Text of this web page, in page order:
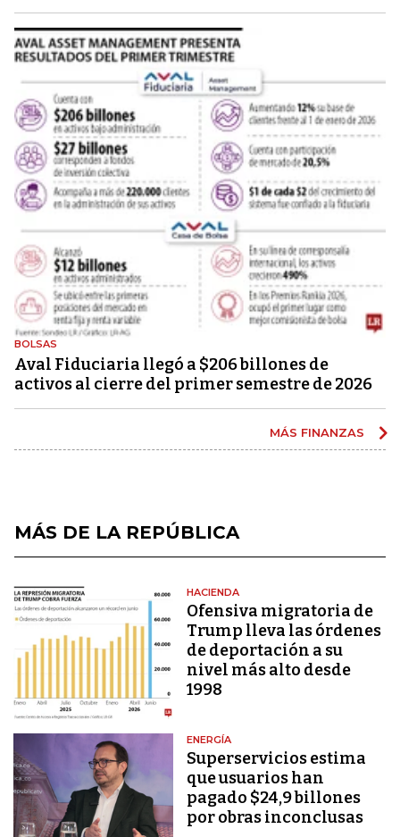
BOLSAS
Aval Fiduciaria llegó a $206 billones de
activos al cierre del primer semestre de 2026
MÁS FINANZAS
MÁS DE LA REPÚBLICA
HACIENDA
Ofensiva migratoria de
Trump lleva las órdenes
de deportación a su
nivel más alto desde
1998
ENERGÍA
Superservicios estima
que usuarios han
pagado $24,9 billones
por obras inconclusas